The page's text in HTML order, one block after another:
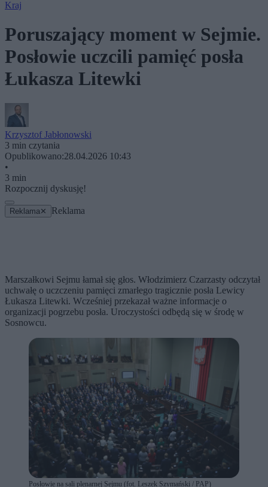
Kraj
Poruszający moment w Sejmie.
Posłowie uczcili pamięć posła
Łukasza Litewki
Krzysztof Jabłonowski
3 min czytania
Opublikowano:28.04.2026 10:43
•
3 min
Rozpocznij dyskusję!
Reklama ✕ Reklama
Marszałkowi Sejmu łamał się głos. Włodzimierz Czarzasty odczytał
uchwałę o uczczeniu pamięci zmarłego tragicznie posła Lewicy
Łukasza Litewki. Wcześniej przekazał ważne informacje o
organizacji pogrzebu posła. Uroczystości odbędą się w środę w
Sosnowcu.
Posłowie na sali plenarnej Sejmu (fot. Leszek Szymański / PAP)